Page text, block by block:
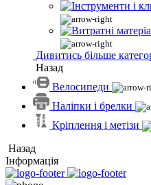
Дивитись більше
Назад
Велосипеди
Наліпки і брелки
Кріплення і метізи
Назад
Інформація